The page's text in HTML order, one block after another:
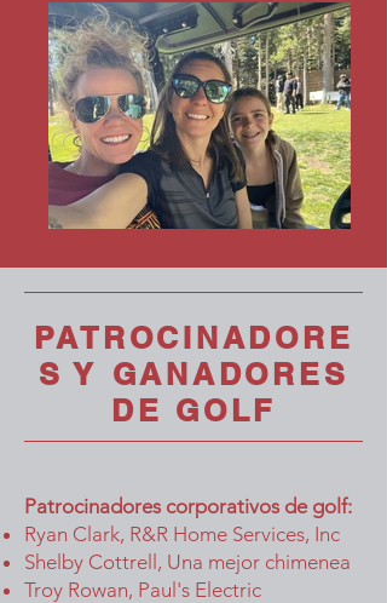
PATROCINADORE
S Y GANADORES
DE GOLF
Patrocinadores corporativos de golf:
Ryan Clark, R&R Home Services, Inc
Shelby Cottrell, Una mejor chimenea
Troy Rowan, Paul's Electric